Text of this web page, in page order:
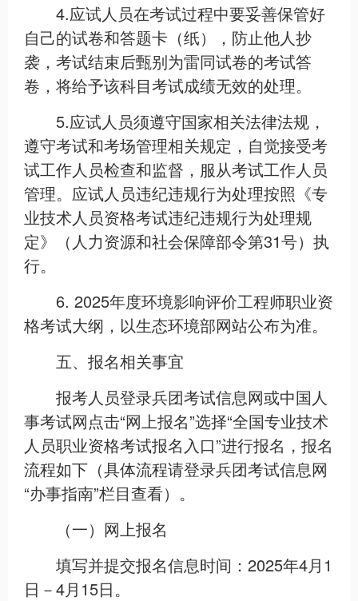
4.应试人员在考试过程中要妥善保管好
自己的试卷和答题卡（纸），防止他人抄
袭，考试结束后甄别为雷同试卷的考试答
卷，将给予该科目考试成绩无效的处理。
5.应试人员须遵守国家相关法律法规，
遵守考试和考场管理相关规定，自觉接受考
试工作人员检查和监督，服从考试工作人员
管理。应试人员违纪违规行为处理按照《专
业技术人员资格考试违纪违规行为处理规
定》（人力资源和社会保障部令第31号）执
行。
6. 2025年度环境影响评价工程师职业资
格考试大纲，以生态环境部网站公布为准。
五、报名相关事宜
报考人员登录兵团考试信息网或中国人
事考试网点击“网上报名”选择“全国专业技术
人员职业资格考试报名入口”进行报名，报名
流程如下（具体流程请登录兵团考试信息网
“办事指南”栏目查看）。
（一）网上报名
填写并提交报名信息时间：2025年4月1
日－4月15日。